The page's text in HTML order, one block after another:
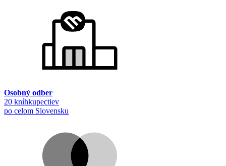
Osobný odber
20 kníhkupectiev
po celom Slovensku